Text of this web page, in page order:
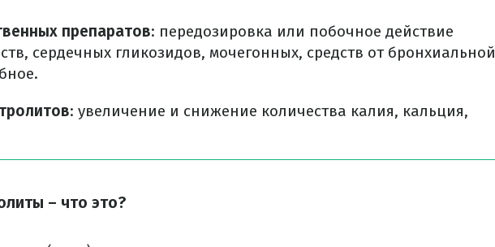
препаратов: передозировка или побочное действие
сердечных гликозидов, мочегонных, средств от бронхиальной
: увеличение и снижение количества калия, кальция,
– что это?